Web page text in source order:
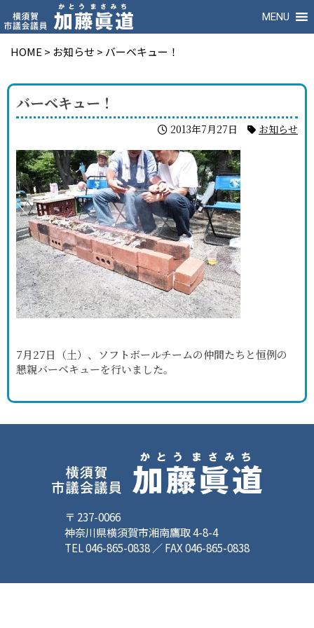
MENU
HOME > お知らせ > バーベキュー！
バーベキュー！
2013年7月27日 お知らせ
7月27日（土）、ソフトボールチームの仲間たちと恒例の
懇親バーベキューを行いました。
〒 237-0066
神奈川県横須賀市湘南鷹取 4-8-4
TEL 046-865-0838 ／ FAX 046-865-0838